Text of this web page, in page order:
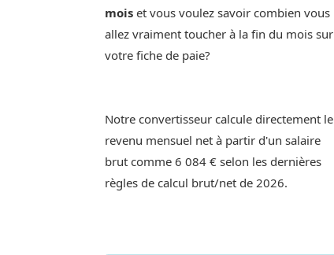
mois et vous voulez savoir combien vous
allez vraiment toucher à la fin du mois sur
votre fiche de paie?
Notre convertisseur calcule directement le
revenu mensuel net à partir d'un salaire
brut comme 6 084 € selon les dernières
règles de calcul brut/net de 2026.